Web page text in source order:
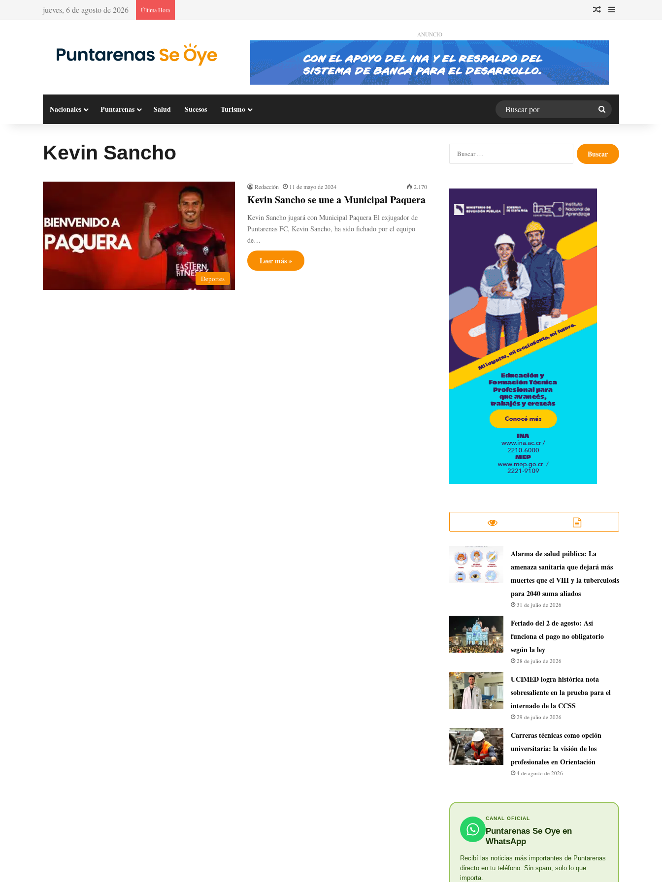
jueves, 6 de agosto de 2026 Última Hora Publicación al azar
Barra lateral
ANUNCIO
Nacionales Puntarenas Salud Sucesos Turismo
Buscar
por
Kevin Sancho
Deportes
Redacción 11 de mayo de 2024 2.170
Kevin Sancho se une a Municipal Paquera
Kevin Sancho jugará con Municipal Paquera El exjugador de
Puntarenas FC, Kevin Sancho, ha sido fichado por el equipo
de…
Leer más »
Buscar:
​Alarma de salud pública: La
amenaza sanitaria que dejará más
muertes que el VIH y la tuberculosis
para 2040 suma aliados
31 de julio de 2026
Feriado del 2 de agosto: Así
funciona el pago no obligatorio
según la ley
28 de julio de 2026
UCIMED logra histórica nota
sobresaliente en la prueba para el
internado de la CCSS
29 de julio de 2026
Carreras técnicas como opción
universitaria: la visión de los
profesionales en Orientación
4 de agosto de 2026
CANAL OFICIAL
Puntarenas Se Oye en
WhatsApp
Recibí las noticias más importantes de Puntarenas
directo en tu teléfono. Sin spam, solo lo que
importa.